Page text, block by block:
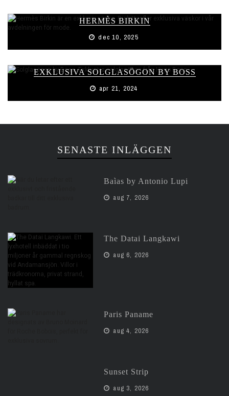
HERMÈS BIRKIN
dec 10, 2025
EXKLUSIVA SOLGLASÖGON BY BOSS
apr 21, 2024
SENASTE INLÄGGEN
Baìas by Antonio Lupi
aug 7, 2026
The Datai Langkawi
aug 6, 2026
Paris Paname
aug 4, 2026
Sunset Strip
aug 3, 2026